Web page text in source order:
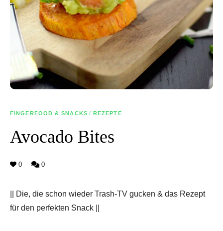
FINGERFOOD & SNACKS / REZEPTE
Avocado Bites
0 0
|| Die, die schon wieder Trash-TV gucken & das Rezept
für den perfekten Snack ||